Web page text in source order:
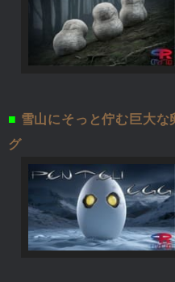
■ 雪山にそっと佇む巨大
グ